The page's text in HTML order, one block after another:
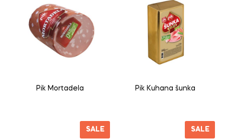
Pik Mortadela Pik Kuhana šunka
SALE SALE